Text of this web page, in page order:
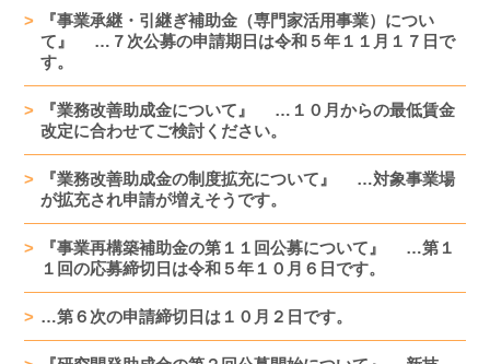
『事業承継・引継ぎ補助金（専門家活用事業）につい
て』 …７次公募の申請期日は令和５年１１月１７日で
す。
『業務改善助成金について』 …１０月からの最低賃金
改定に合わせてご検討ください。
『業務改善助成金の制度拡充について』 …対象事業場
が拡充され申請が増えそうです。
『事業再構築補助金の第１１回公募について』 …第１
１回の応募締切日は令和５年１０月６日です。
…第６次の申請締切日は１０月２日です。